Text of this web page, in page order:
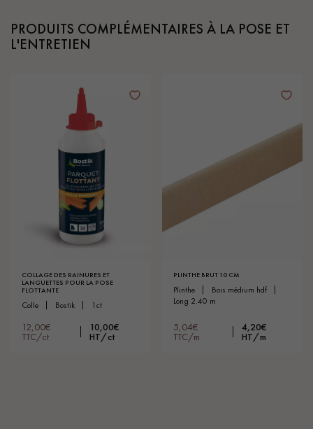
PRODUITS COMPLÉMENTAIRES À LA POSE ET
L'ENTRETIEN
COLLAGE DES RAINURES ET
LANGUETTES POUR LA POSE
FLOTTANTE
colle bostik 1ct
12,00€
TTC/ct
10,00€
HT/ct
PLINTHE BRUT 10 CM
plinthe
bois médium hdf
long 2.40 m
5,04€
TTC/m
4,20€
HT/m